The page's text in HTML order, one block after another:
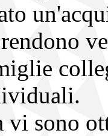
vi sono